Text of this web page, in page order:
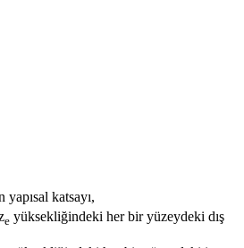
yapısal katsayı,
e yüksekliğindeki her bir yüzeydeki dış